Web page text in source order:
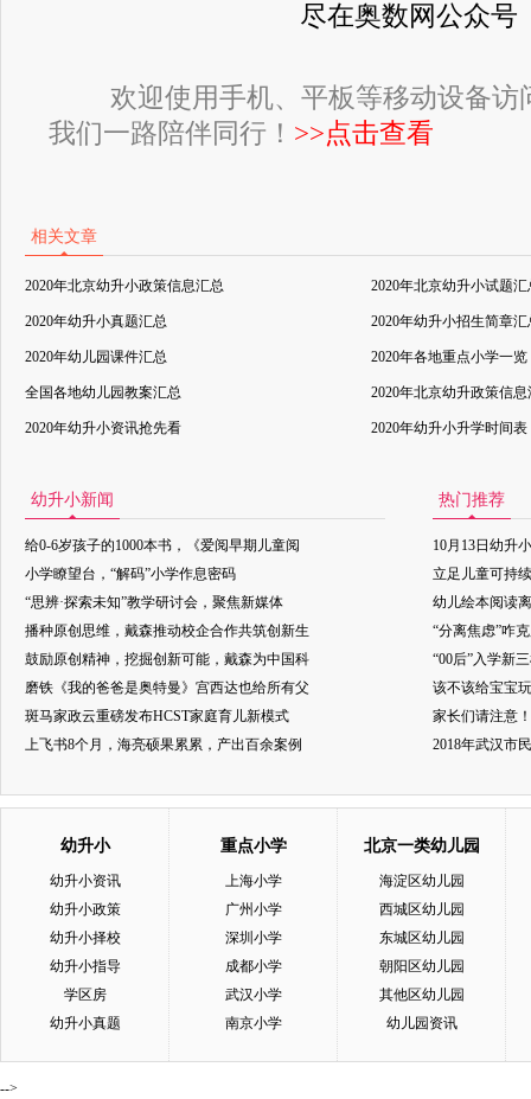
尽在奥数网公众号
欢迎使用手机、平板等移动设备访
我们一路陪伴同行！ >>点击查看
相关文章
2020年北京幼升小政策信息汇总 2020年北京幼升小试题汇
2020年幼升小真题汇总 2020年幼升小招生简章汇
2020年幼儿园课件汇总 2020年各地重点小学一览
全国各地幼儿园教案汇总 2020年北京幼升政策信息
2020年幼升小资讯抢先看 2020年幼升小升学时间表
幼升小新闻
给0-6岁孩子的1000本书，《爱阅早期儿童阅
小学瞭望台，“解码”小学作息密码
“思辨·探索未知”教学研讨会，聚焦新媒体
播种原创思维，戴森推动校企合作共筑创新生
鼓励原创精神，挖掘创新可能，戴森为中国科
磨铁《我的爸爸是奥特曼》宫西达也给所有父
斑马家政云重磅发布HCST家庭育儿新模式
上飞书8个月，海亮硕果累累，产出百余案例
热门推荐
10月13日幼升
立足儿童可持
幼儿绘本阅读
“分离焦虑”咋
“00后”入学新
该不该给宝宝
家长们请注意
2018年武汉市
幼升小
幼升小资讯
幼升小政策
幼升小择校
幼升小指导
学区房
幼升小真题
重点小学
上海小学
广州小学
深圳小学
成都小学
武汉小学
南京小学
北京一类幼儿园
海淀区幼儿园
西城区幼儿园
东城区幼儿园
朝阳区幼儿园
其他区幼儿园
幼儿园资讯
-->